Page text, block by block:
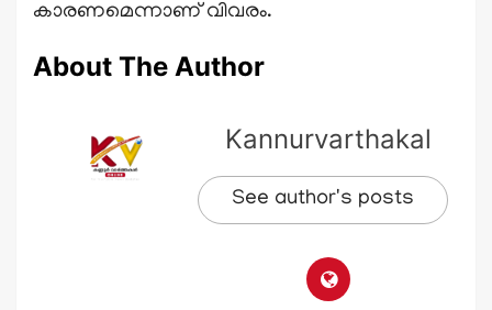
കാരണമെന്നാണ് വിവരം.
About The Author
Kannurvarthakal
See author's posts